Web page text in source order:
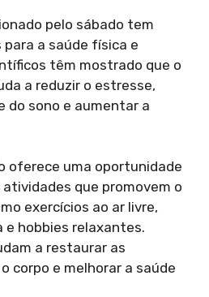
pelo sábado tem
a saúde física e
têm mostrado que o
a reduzir o estresse,
do sono e aumentar a
oferece uma oportunidade
que promovem o
exercícios ao ar livre,
hobbies relaxantes.
a restaurar as
corpo e melhorar a saúde